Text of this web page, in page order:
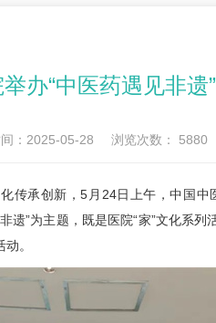
办“中医药遇见非遗
：2025-05-28 浏览次数： 5880
传承创新，5月24日上午，中国
遗”为主题，既是医院“家”文化系
。